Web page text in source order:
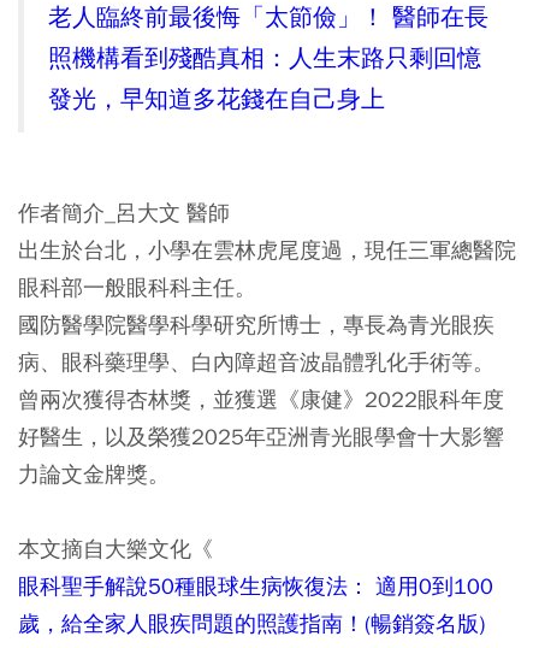
老人臨終前最後悔「太節儉」！ 醫師在長
照機構看到殘酷真相：人生末路只剩回憶
發光，早知道多花錢在自己身上
作者簡介_呂大文 醫師
出生於台北，小學在雲林虎尾度過，現任三軍總醫院
眼科部一般眼科科主任。
國防醫學院醫學科學研究所博士，專長為青光眼疾
病、眼科藥理學、白內障超音波晶體乳化手術等。
曾兩次獲得杏林獎，並獲選《康健》2022眼科年度
好醫生，以及榮獲2025年亞洲青光眼學會十大影響
力論文金牌獎。
本文摘自大樂文化《
眼科聖手解說50種眼球生病恢復法： 適用0到100
歲，給全家人眼疾問題的照護指南！(暢銷簽名版)